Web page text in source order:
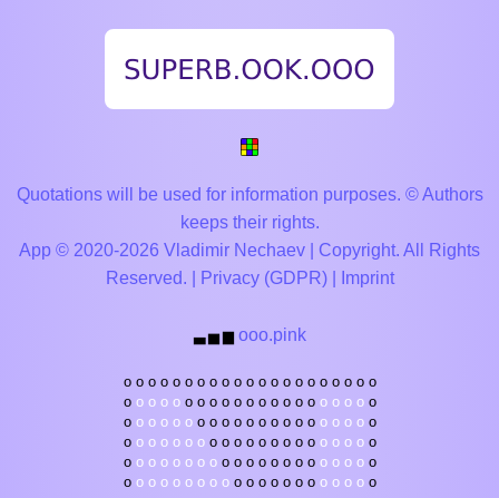
Quotations will be used for information purposes. © Authors
keeps their rights.
App © 2020-2026 Vladimir Nechaev | Copyright. All Rights
Reserved. |
Privacy (GDPR)| Imprint
▃ ▅ ▆ ooo.pink
o o o o o o o o o o o o o o o o o o o o o
o o o o o o o o o o o o o o o o o o o o o
o o o o o o o o o o o o o o o o o o o o o
o o o o o o o o o o o o o o o o o o o o o
o o o o o o o o o o o o o o o o o o o o o
o o o o o o o o o o o o o o o o o o o o o